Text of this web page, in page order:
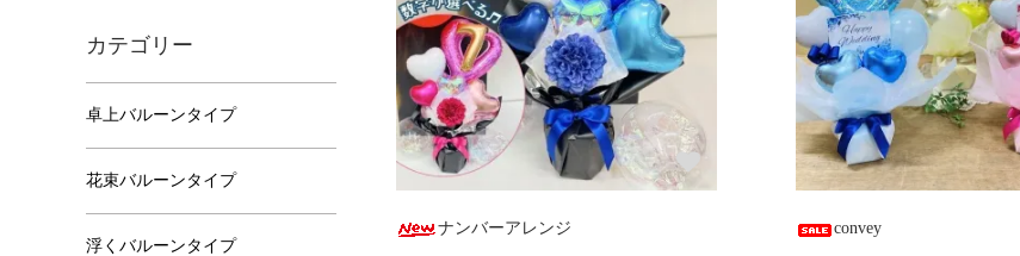
ナンバーアレンジ convey
カテゴリー
卓上バルーンタイプ
花束バルーンタイプ
浮くバルーンタイプ